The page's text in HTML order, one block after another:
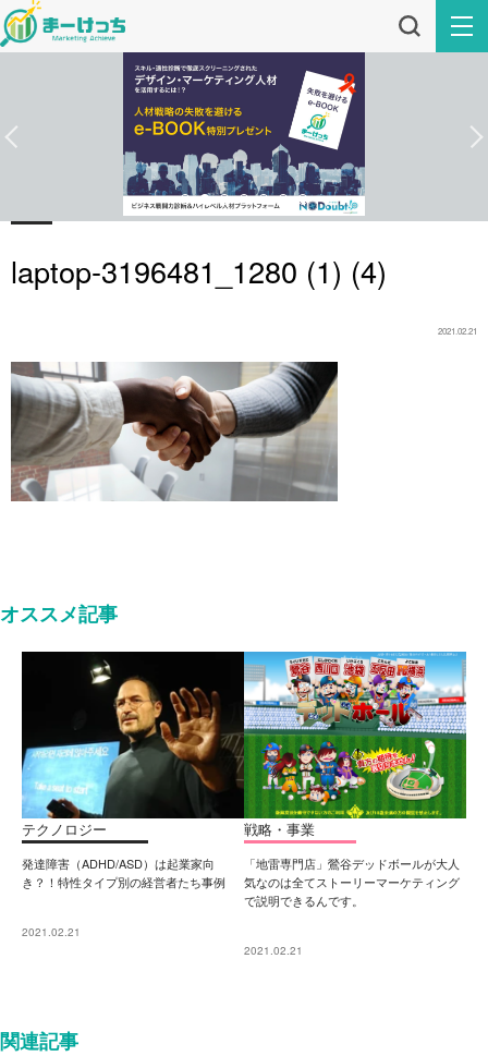
laptop-3196481_1280 (1) (4)
2021.02.21
オススメ記事
テクノロジー
発達障害（ADHD/ASD）は起業家向
き？！特性タイプ別の経営者たち事例
2021.02.21
戦略・事業
「地雷専門店」鶯谷デッドボールが大人
気なのは全てストーリーマーケティング
で説明できるんです。
2021.02.21
関連記事